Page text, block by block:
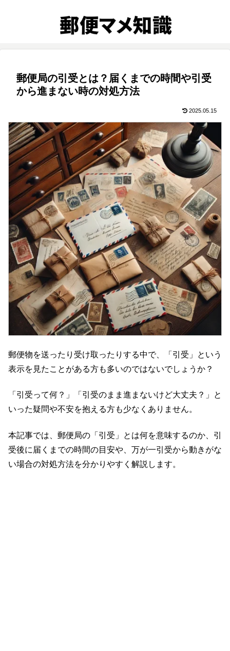
郵便局の引受とは？届くまでの時間や引受
から進まない時の対処方法
2025.05.15
郵便物を送ったり受け取ったりする中で、「引受」という
表示を見たことがある方も多いのではないでしょうか？
「引受って何？」「引受のまま進まないけど大丈夫？」と
いった疑問や不安を抱える方も少なくありません。
本記事では、郵便局の「引受」とは何を意味するのか、引
受後に届くまでの時間の目安や、万が一引受から動きがな
い場合の対処方法を分かりやすく解説します。